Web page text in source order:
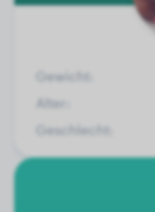
Gewicht:
Alter:
Geschlecht: